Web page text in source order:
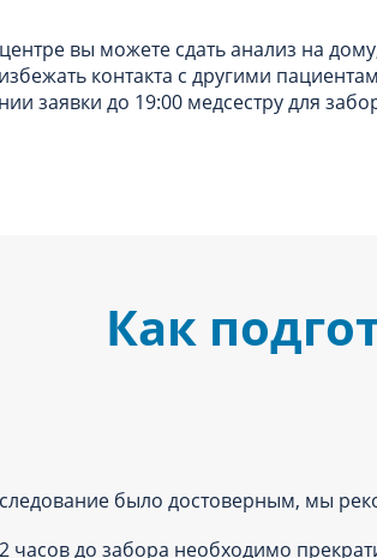
вы можете сдать анализ на
контакта с другими
заявки до 19:00 медсестру для
Как
было достоверным, мы
до забора необходимо